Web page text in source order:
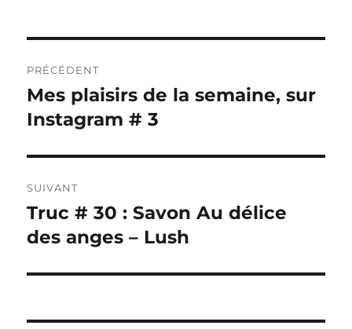
de
l’article
PRÉCÉDENT
Publication
précédente :
Mes plaisirs de la semaine, sur
Instagram # 3
SUIVANT
Publication
suivante :
Truc # 30 : Savon Au délice
des anges – Lush